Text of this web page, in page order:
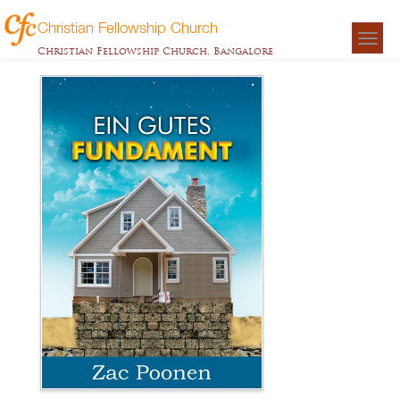
Christian Fellowship Church
Christian Fellowship Church, Bangalore